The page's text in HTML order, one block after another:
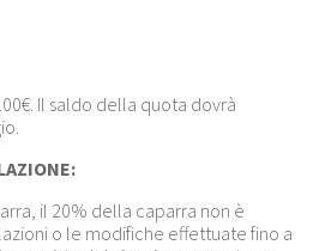
Il saldo della quota dovrà
il 20% della caparra non è
o le modifiche effettuate fino a